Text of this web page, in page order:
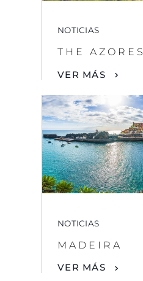
NOTICIAS
THE AZORES
VER MÁS
NOTICIAS
MADEIRA
VER MÁS